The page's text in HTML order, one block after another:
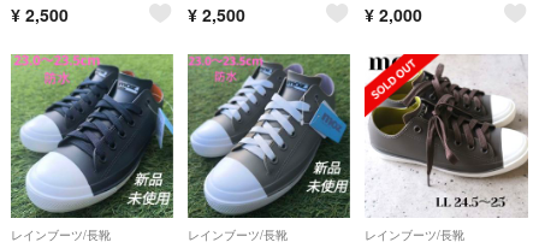
¥ 2,500 ¥ 2,500 ¥ 2,000
レインブーツ/長靴 レインブーツ/長靴 レインブーツ/長靴